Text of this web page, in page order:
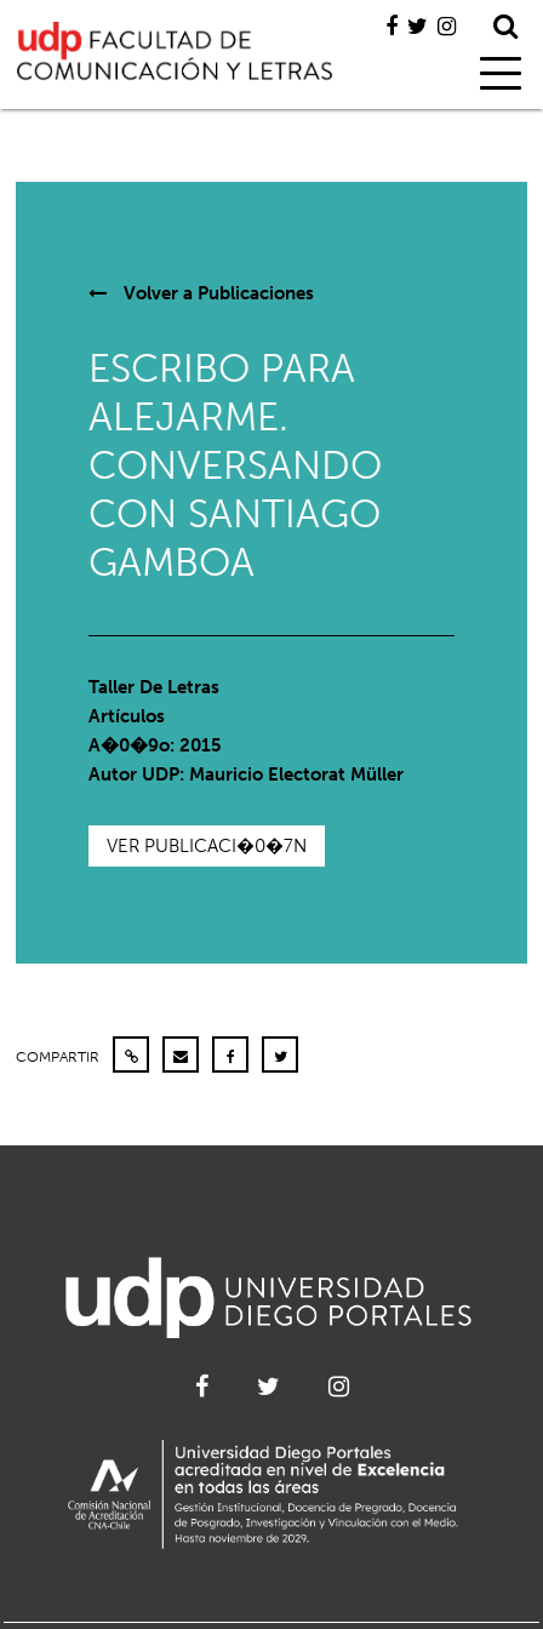
Volver a Publicaciones
ESCRIBO PARA
ALEJARME.
CONVERSANDO
CON SANTIAGO
GAMBOA
Taller De Letras
Artículos
A�0�9o: 2015
Autor UDP: Mauricio Electorat Müller
VER PUBLICACI�0�7N
COMPARTIR